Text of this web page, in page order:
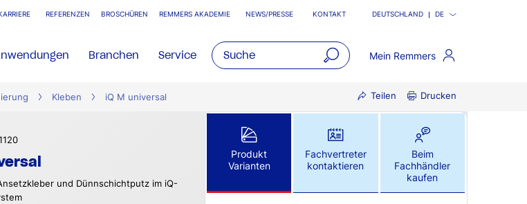
REFERENZEN BROSCHÜREN REMMERS AKADEMIE NEWS/PRESSE KONTAKT DEUTSCHLAND DE
Branchen Service Mein Remmers
Kleben iQ M universal Teilen Drucken
und Dünnschichtputz im iQ-
Produkt
Varianten
Fachvertreter
kontaktieren
Beim
Fachhändler
kaufen